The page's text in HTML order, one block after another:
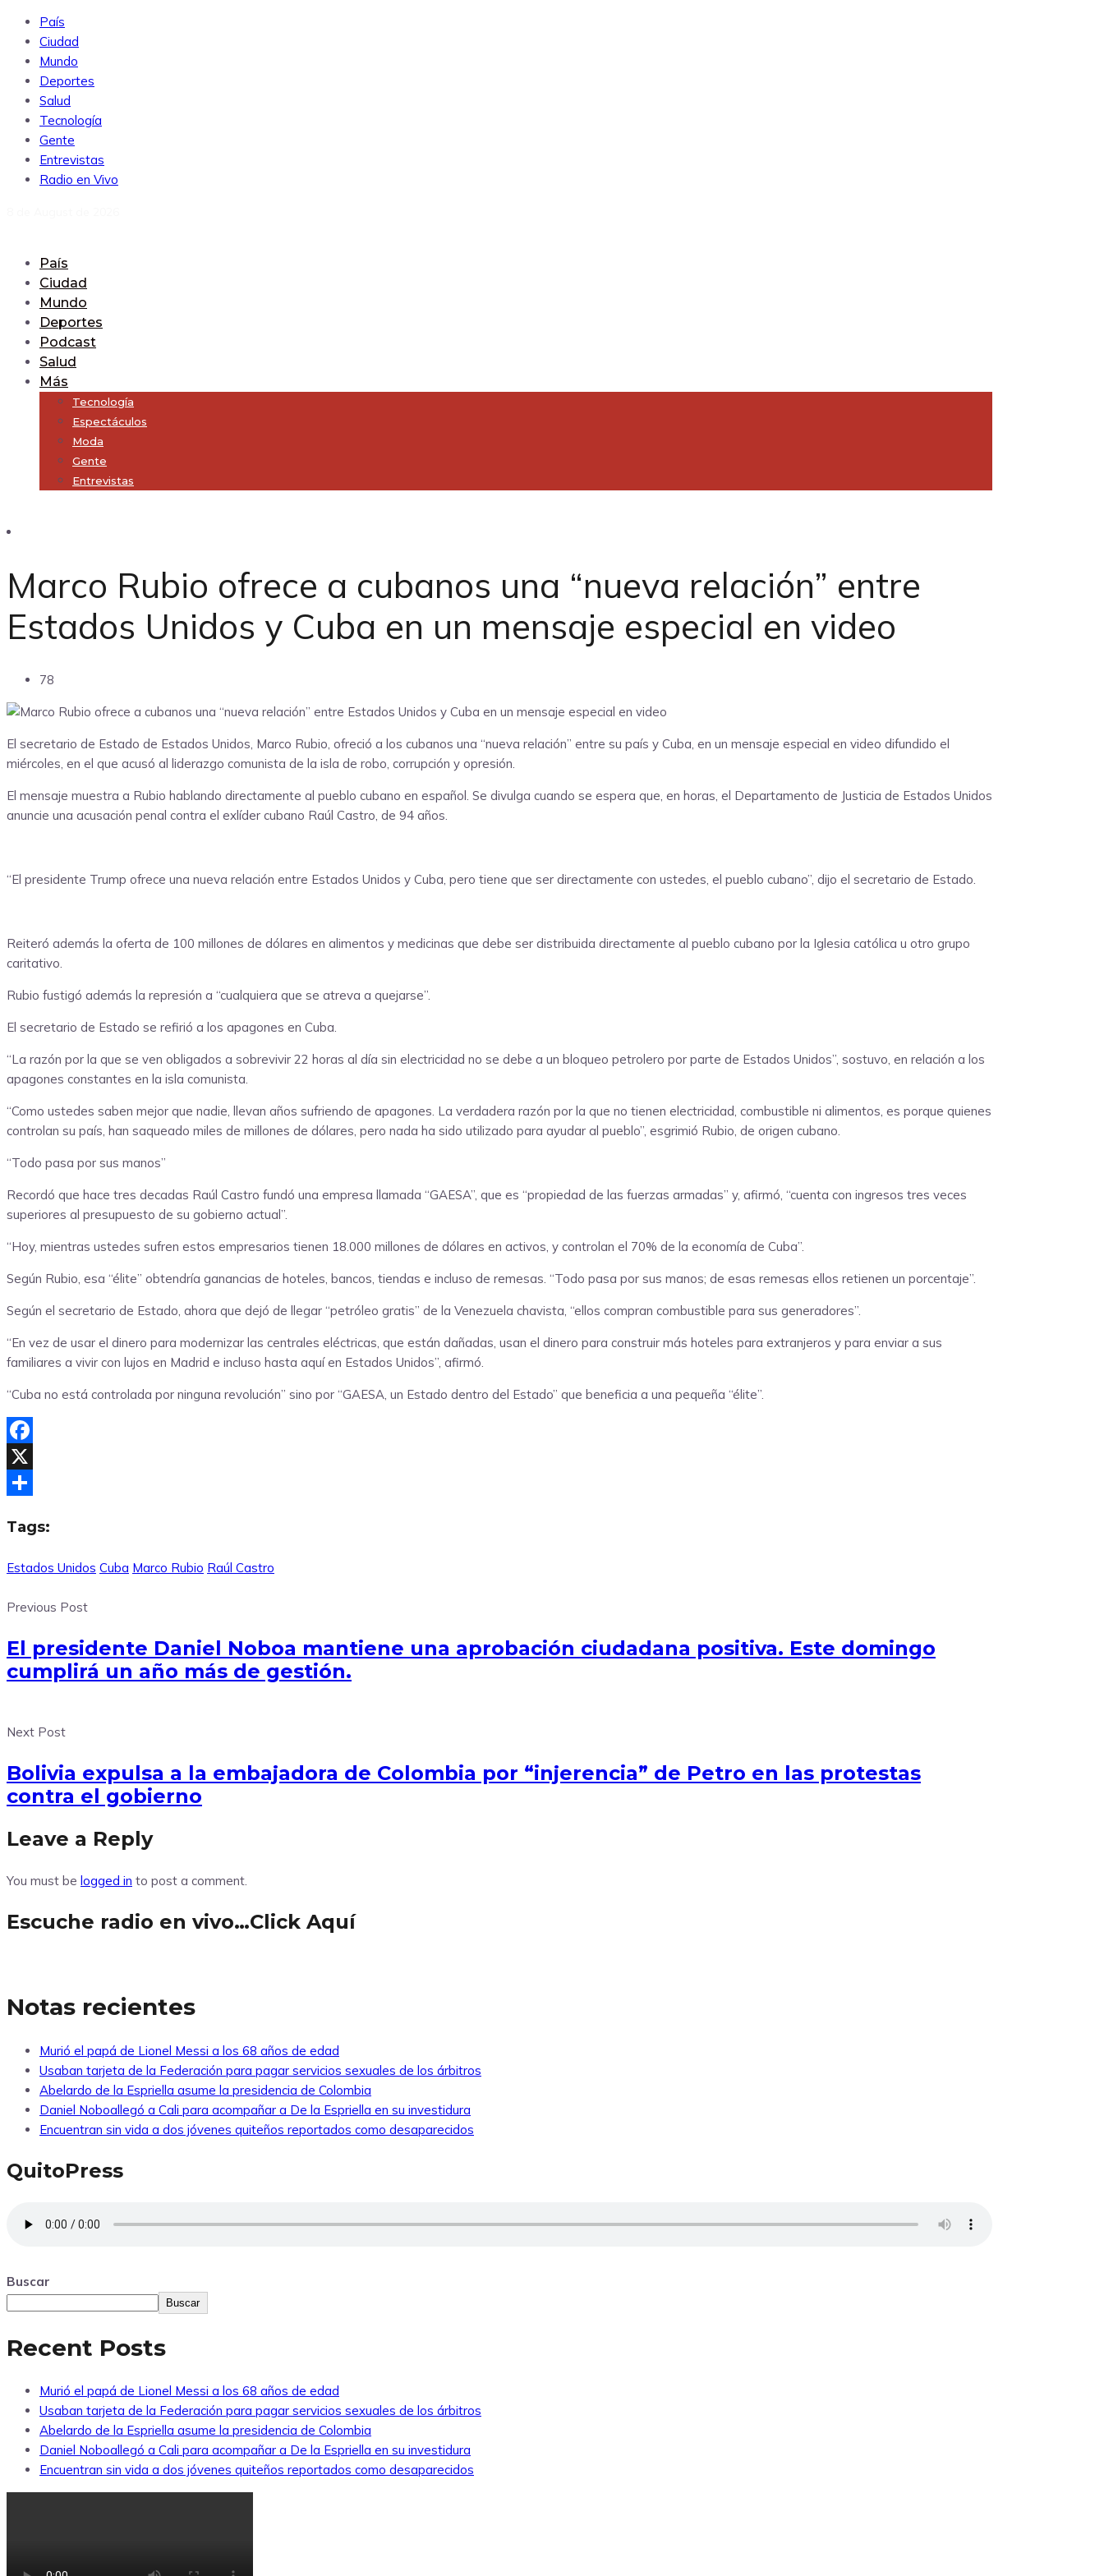
País
Ciudad
Mundo
Deportes
Salud
Tecnología
Gente
Entrevistas
Radio en Vivo
País
Ciudad
Mundo
Deportes
Podcast
Salud
Más
Tecnología
Espectáculos
Moda
Gente
Entrevistas
Marco Rubio ofrece a cubanos una “nueva relación” entre
Estados Unidos y Cuba en un mensaje especial en video
78
El secretario de Estado de Estados Unidos, Marco Rubio, ofreció a los cubanos una “nueva relación” entre su país y Cuba, en un mensaje especial en video difundido el
miércoles, en el que acusó al liderazgo comunista de la isla de robo, corrupción y opresión.
El mensaje muestra a Rubio hablando directamente al pueblo cubano en español. Se divulga cuando se espera que, en horas, el Departamento de Justicia de Estados Unidos
anuncie una acusación penal contra el exlíder cubano Raúl Castro, de 94 años.
“El presidente Trump ofrece una nueva relación entre Estados Unidos y Cuba, pero tiene que ser directamente con ustedes, el pueblo cubano”, dijo el secretario de Estado.
Reiteró además la oferta de 100 millones de dólares en alimentos y medicinas que debe ser distribuida directamente al pueblo cubano por la Iglesia católica u otro grupo
caritativo.
Rubio fustigó además la represión a “cualquiera que se atreva a quejarse”.
El secretario de Estado se refirió a los apagones en Cuba.
“La razón por la que se ven obligados a sobrevivir 22 horas al día sin electricidad no se debe a un bloqueo petrolero por parte de Estados Unidos”, sostuvo, en relación a los
apagones constantes en la isla comunista.
“Como ustedes saben mejor que nadie, llevan años sufriendo de apagones. La verdadera razón por la que no tienen electricidad, combustible ni alimentos, es porque quienes
controlan su país, han saqueado miles de millones de dólares, pero nada ha sido utilizado para ayudar al pueblo”, esgrimió Rubio, de origen cubano.
“Todo pasa por sus manos”
Recordó que hace tres decadas Raúl Castro fundó una empresa llamada “GAESA”, que es “propiedad de las fuerzas armadas” y, afirmó, “cuenta con ingresos tres veces
superiores al presupuesto de su gobierno actual”.
“Hoy, mientras ustedes sufren estos empresarios tienen 18.000 millones de dólares en activos, y controlan el 70% de la economía de Cuba”.
Según Rubio, esa “élite” obtendría ganancias de hoteles, bancos, tiendas e incluso de remesas. “Todo pasa por sus manos; de esas remesas ellos retienen un porcentaje”.
Según el secretario de Estado, ahora que dejó de llegar “petróleo gratis” de la Venezuela chavista, “ellos compran combustible para sus generadores”.
“En vez de usar el dinero para modernizar las centrales eléctricas, que están dañadas, usan el dinero para construir más hoteles para extranjeros y para enviar a sus
familiares a vivir con lujos en Madrid e incluso hasta aquí en Estados Unidos”, afirmó.
“Cuba no está controlada por ninguna revolución” sino por “GAESA, un Estado dentro del Estado” que beneficia a una pequeña “élite”.
Facebook
X
Tags:
Estados Unidos Cuba Marco Rubio Raúl Castro
Previous Post
El presidente Daniel Noboa mantiene una aprobación ciudadana positiva. Este domingo
cumplirá un año más de gestión.
Next Post
Bolivia expulsa a la embajadora de Colombia por “injerencia” de Petro en las protestas
contra el gobierno
Leave a Reply
You must be logged in to post a comment.
Escuche radio en vivo…Click Aquí
Notas recientes
Murió el papá de Lionel Messi a los 68 años de edad
Usaban tarjeta de la Federación para pagar servicios sexuales de los árbitros
Abelardo de la Espriella asume la presidencia de Colombia
Daniel Noboallegó a Cali para acompañar a De la Espriella en su investidura
Encuentran sin vida a dos jóvenes quiteños reportados como desaparecidos
QuitoPress
Buscar
Buscar
Recent Posts
Murió el papá de Lionel Messi a los 68 años de edad
Usaban tarjeta de la Federación para pagar servicios sexuales de los árbitros
Abelardo de la Espriella asume la presidencia de Colombia
Daniel Noboallegó a Cali para acompañar a De la Espriella en su investidura
Encuentran sin vida a dos jóvenes quiteños reportados como desaparecidos